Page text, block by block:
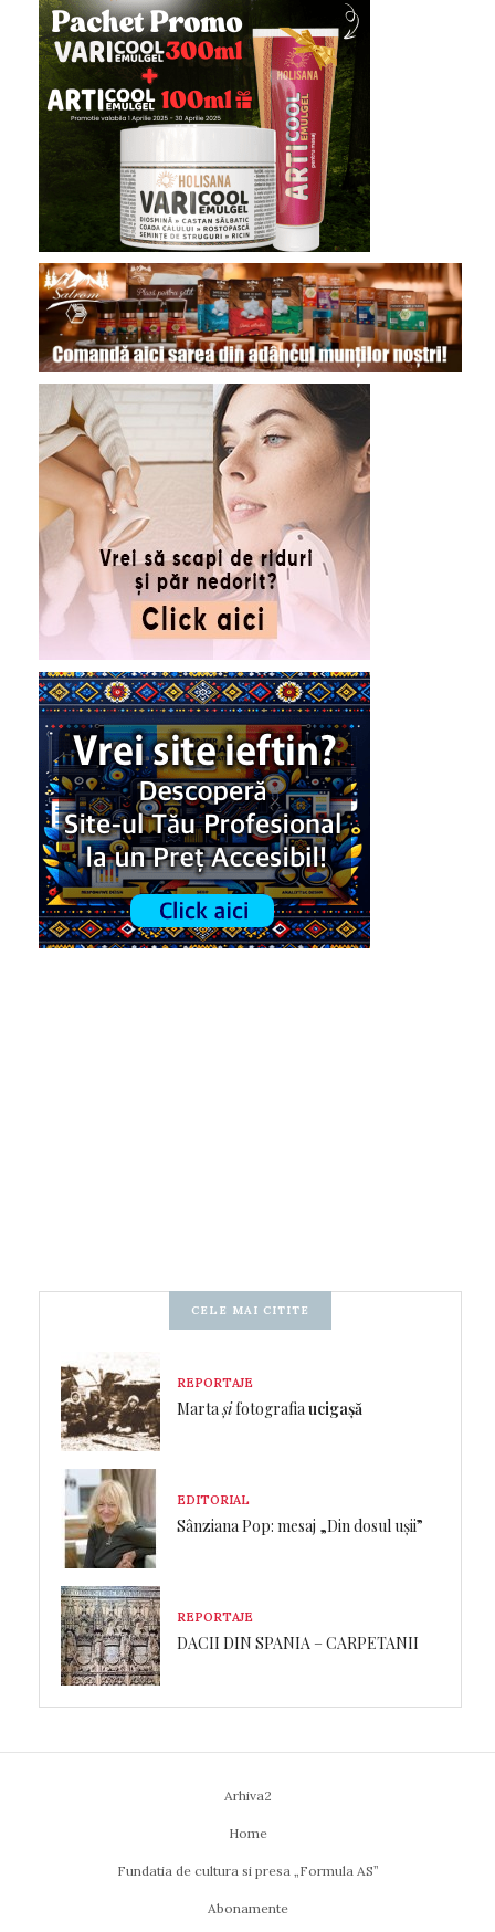
CELE MAI CITITE
REPORTAJE
Martașifotografiaucigașă
EDITORIAL
Sânziana Pop: mesaj „Din dosul ușii”
REPORTAJE
DACII DIN SPANIA – CARPETANII
Arhiva2
Home
Fundatia de cultura si presa „Formula AS”
Abonamente